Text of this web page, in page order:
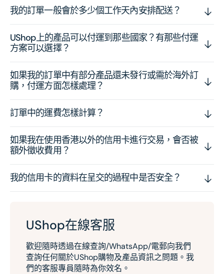
我的訂單一般會於多少個工作天內安排配送？
UShop上的產品可以付運到那些國家？有那些付運
方案可以選擇？
如果我的訂單中有部分產品還未發行或需於海外訂
購，付運方面怎樣處理？
訂單中的運費怎樣計算？
如果我在使用香港以外的信用卡進行交易，會否被
額外徵收費用？
我的信用卡的資料在呈交的過程中是否安全？
UShop在線客服
歡迎隨時透過在線查詢/WhatsApp/電郵向我們
查詢任何關於UShop購物及產品資訊之問題。我
們的客服專員隨時為你效名。